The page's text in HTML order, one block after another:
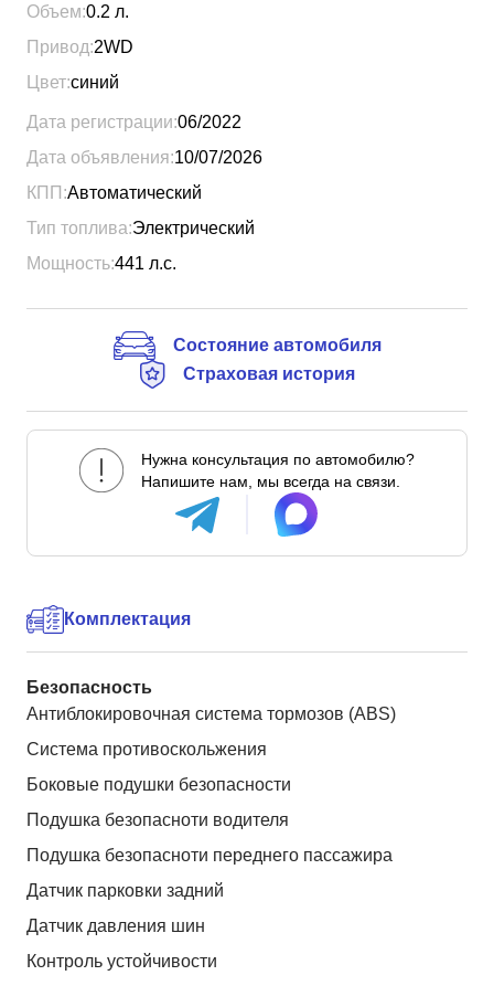
Объем:0.2 л.
Привод:2WD
Цвет:синий
Дата регистрации:06/2022
Дата объявления:10/07/2026
КПП:Автоматический
Тип топлива:Электрический
Мощность:441 л.с.
Состояние автомобиля
Страховая история
Нужна консультация по автомобилю?
Напишите нам, мы всегда на связи.
Комплектация
Безопасность
Антиблокировочная система тормозов (ABS)
Система противоскольжения
Боковые подушки безопасности
Подушка безопасноти водителя
Подушка безопасноти переднего пассажира
Датчик парковки задний
Датчик давления шин
Контроль устойчивости